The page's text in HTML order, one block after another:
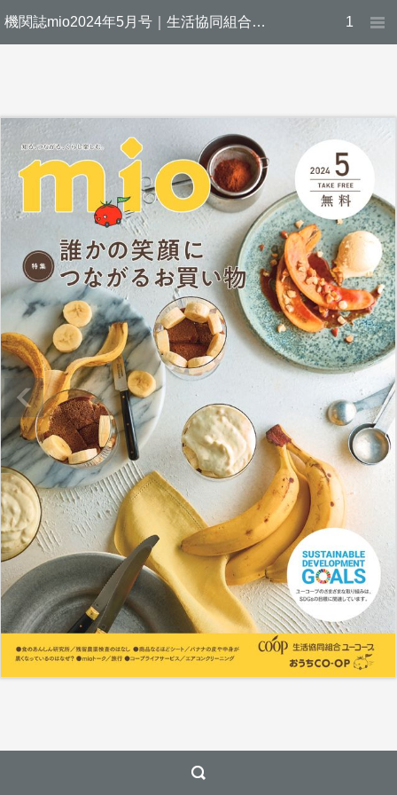
機関誌mio2024年5月号｜生活協同組合ユーコープ 1